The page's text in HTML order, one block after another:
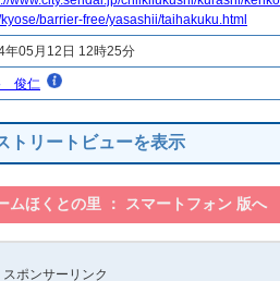
barrier-free/yasashii/taihakuku.html
年05月12日 12時25分
俊仁
トリートビューを表示
スポンサーリンク